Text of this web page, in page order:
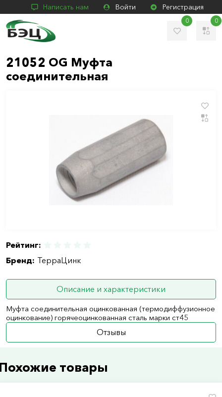
Написать нам Войти Регистрация
0 0
21052 OG Муфта
соединительная
Рейтинг:
Бренд: ТерраЦинк
Описание и характеристики
Муфта соединительная оцинкованная (термодиффузионное
оцинкование) горячеоцинкованная сталь марки ст45
Отзывы
товары